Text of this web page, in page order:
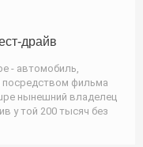
драйв
- автомобиль,
фильма
нынешний владелец
у той 200 тысяч без